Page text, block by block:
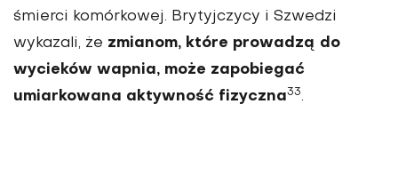
śmierci komórkowej. Brytyjczycy i Szwedzi
wykazali, że zmianom, które prowadzą do
wycieków wapnia, może zapobiegać
umiarkowana aktywność fizyczna33.